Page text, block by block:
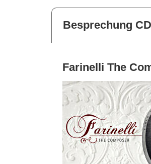
Besprechung
Farinelli The